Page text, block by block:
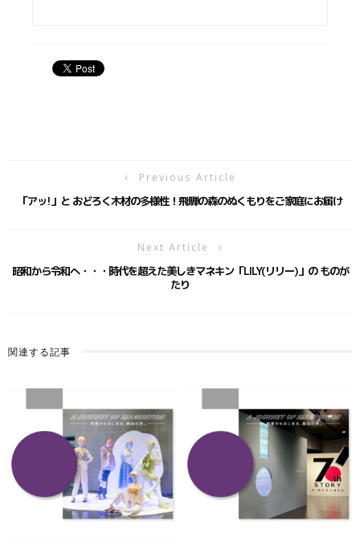
Previous Article
「アッ!」と おどろく木材の多様性！飛騨の森のぬくもりをご家庭にお届け
Next Article
昭和から令和へ・・・時代を超えた美しきマネキン「LILY(リリー)」の ものが
たり
関連する記事